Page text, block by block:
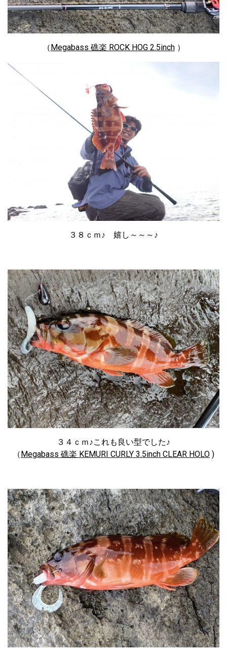
（ Megabass 礁楽 ROCK HOG 2.5inch）
３８ｃｍ♪ 嬉し～～～♪
３４ｃｍ♪これも良い型でした♪
（ Megabass 礁楽 KEMURI CURLY 3.5inch CLEAR HOLO )